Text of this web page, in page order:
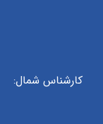
کارشناس شمال: